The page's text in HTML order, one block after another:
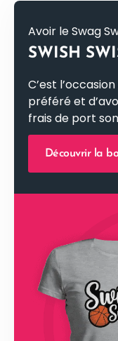
Avoir le Swag
SWISH
C’est
préféré et
frais de port
Découvrir la